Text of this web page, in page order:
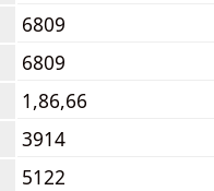
6809
6809
1,86,66
3914
5122